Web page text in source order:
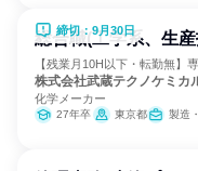
締切：9月30日
総合職(工学系、生
【残業月10H以下・転勤無】
株式会社武蔵テクノケミカ
化学メーカー
27年卒 東京都 製造